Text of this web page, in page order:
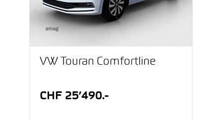
VW Touran Comfortline
CHF 25’490.-